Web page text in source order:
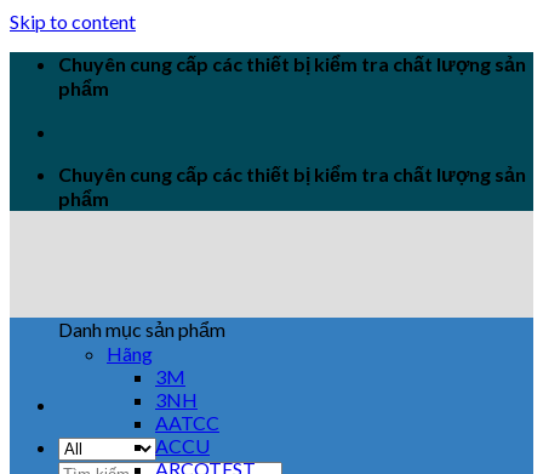
Skip to content
Chuyên cung cấp các thiết bị kiểm tra chất lượng sản
phẩm
Chuyên cung cấp các thiết bị kiểm tra chất lượng sản
phẩm
Danh mục sản phẩm
Hãng
3M
3NH
AATCC
ACCU
ARCOTEST